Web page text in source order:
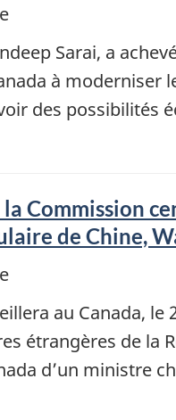
Sarai, a
à moderniser
des possibilités
Commission
de Chine,
au Canada,
étrangères de la
d’un ministre